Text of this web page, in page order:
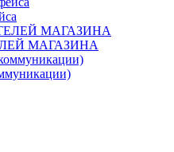
МАГАЗИНА